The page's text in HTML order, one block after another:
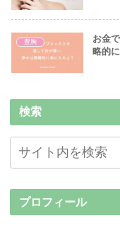
豊胸
お金
略的
検索
プロフィール